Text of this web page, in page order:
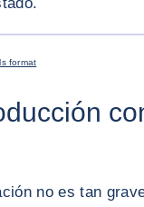
format
no es tan